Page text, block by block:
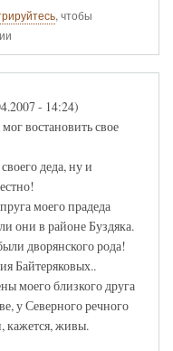
, чтобы
- 14:24)
востановить свое
деда, ну и
моего прадеда
они в районе Буздяка.
дворянского рода!
Байтеряковых..
моего близкого друга
у Северного речного
кажется, живы.